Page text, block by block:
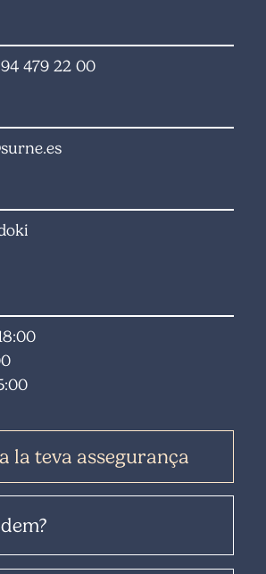
94 479 22 00
surne.es
la teva assegurança